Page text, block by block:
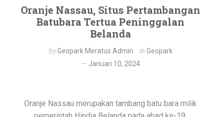
Oranje Nassau, Situs Pertambangan
Batubara Tertua Peninggalan
Belanda
byGeopark Meratus Admin in Geopark
Januari 10, 2024
Oranje Nassau merupakan tambang batu bara milik